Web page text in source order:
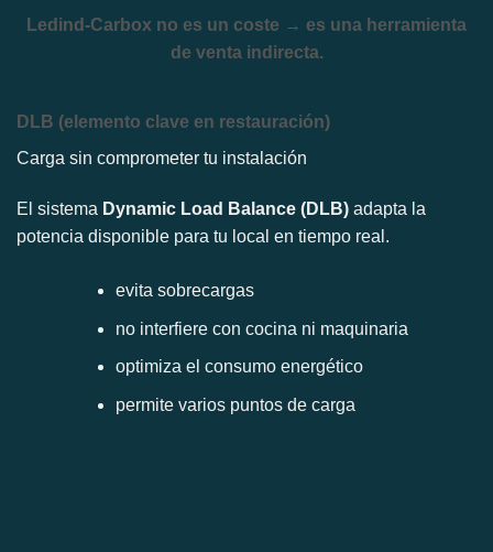
Ledind-Carbox no es un coste → es una herramienta
de venta indirecta.
DLB (elemento clave en restauración)
Carga sin comprometer tu instalación
El sistema Dynamic Load Balance (DLB) adapta la
potencia disponible para tu local en tiempo real.
evita sobrecargas
no interfiere con cocina ni maquinaria
optimiza el consumo energético
permite varios puntos de carga